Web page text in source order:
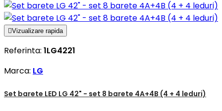
Vizualizare rapida
Referinta: 1LG4221
Marca: LG
Set barete LED LG 42" - set 8 barete 4A+4B (4 + 4 leduri)